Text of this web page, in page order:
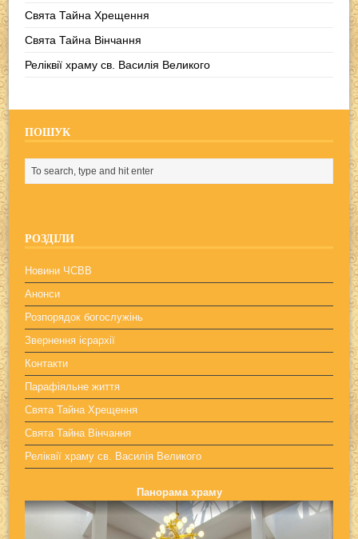
Свята Тайна Хрещення
Свята Тайна Вінчання
Реліквії храму св. Василія Великого
ПОШУК
РОЗДІЛИ
Новини ЧСВВ
Анонси
Розпорядок богослужінь
Звернення ієрархії
Контакти
Парафіяльне життя
Свята Тайна Хрещення
Свята Тайна Вінчання
Реліквії храму св. Василія Великого
Панорама храму